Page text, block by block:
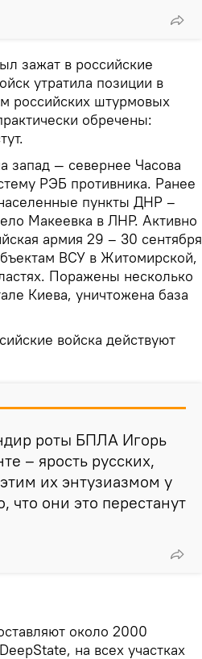
зажат в российские
утратила позиции в
российских штурмовых
обречены:
запад — севернее Часова
РЭБ противника. Ранее
пункты ДНР –
Макеевка в ЛНР. Активно
армия 29 – 30 сентября
ВСУ в Житомирской,
Поражены несколько
Киева, уничтожена база
войска действуют
роты БПЛА Игорь
– ярость русских,
их энтузиазмом у
что они это перестанут
около 2000
на всех участках